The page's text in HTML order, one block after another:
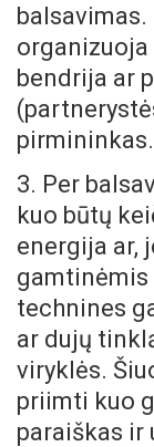
bendrija ar
pirmininkas.
3. Per
kuo būtų
energija ar,
technines
ar dujų
viryklės.
priimti kuo
paraiškas ir